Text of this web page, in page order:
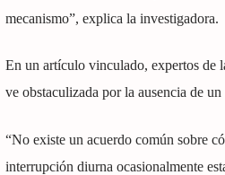
mecanismo”, explica la investigadora.
En un artículo vinculado, expertos de
ve obstaculizada por la ausencia de
“No existe un acuerdo común sobre
interrupción diurna ocasionalmente